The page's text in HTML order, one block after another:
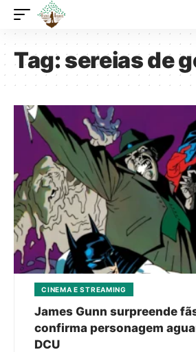
Tag:sereias de
CINEMA E STREAMING
James Gunn surpreende
confirma personagem
DCU